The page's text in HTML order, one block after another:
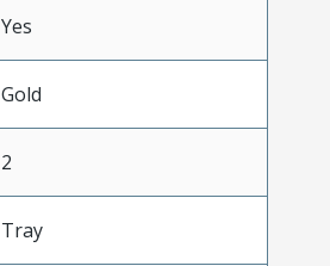
Yes
Gold
2
Tray